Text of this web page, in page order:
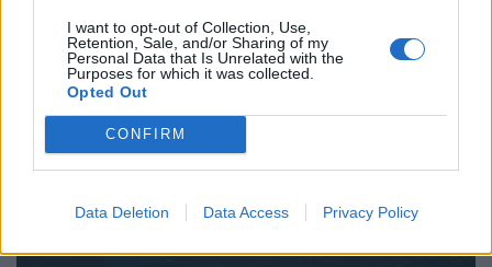
I want to opt-out of Collection, Use,
Retention, Sale, and/or Sharing of my
Personal Data that Is Unrelated with the
Purposes for which it was collected.
Opted Out
CONFIRM
Data Deletion Data Access Privacy Policy
Η αποξένωση της σύγχρονης ζωής δεν γεννιέται μόνο από τη
μοναξιά, αλλά και από την απουσία ανθρώπων που μπορούν
πραγματικά να ακούσουν χωρίς να κρίνουν.